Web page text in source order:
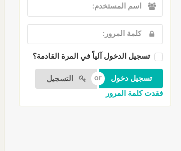
تسجيل الدخول آلياً في المرة القادمة؟
التسجيل
فقدت كلمة المرور